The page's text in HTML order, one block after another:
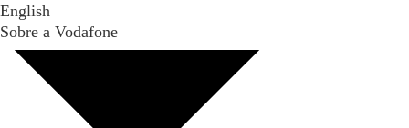
English
Sobre a Vodafone